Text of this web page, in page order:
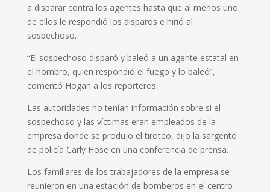
a disparar contra los agentes hasta que al menos uno
de ellos le respondió los disparos e hirió al
sospechoso.
“El sospechoso disparó y baleó a un agente estatal en
el hombro, quien respondió el fuego y lo baleó”,
comentó Hogan a los reporteros.
Las autoridades no tenían información sobre si el
sospechoso y las víctimas eran empleados de la
empresa donde se produjo el tiroteo, dijo la sargento
de policía Carly Hose en una conferencia de prensa.
Los familiares de los trabajadores de la empresa se
reunieron en una estación de bomberos en el centro